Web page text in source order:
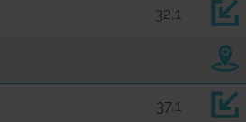
32,1
37,1